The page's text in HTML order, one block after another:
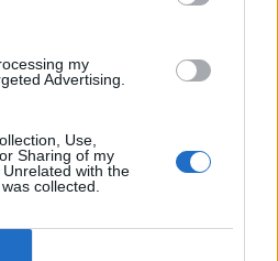
my
Advertising.
Use,
Sharing of my
with the
collected.